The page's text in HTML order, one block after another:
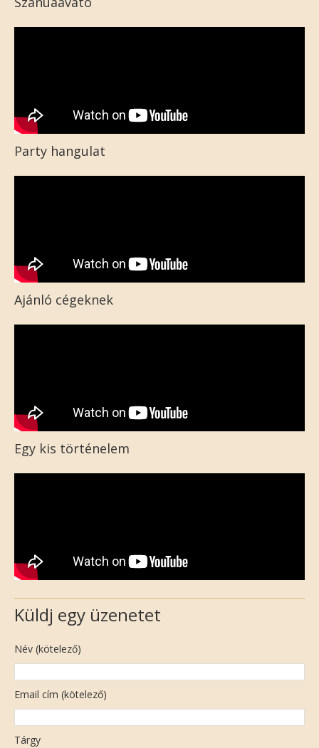
Party hangulat
Ajánló cégeknek
Egy kis történelem
Küldj egy üzenetet
Név (kötelező)
Email cím (kötelező)
Tárgy